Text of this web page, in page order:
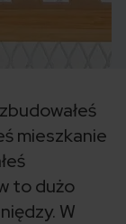
mieszkanie
to dużo
W